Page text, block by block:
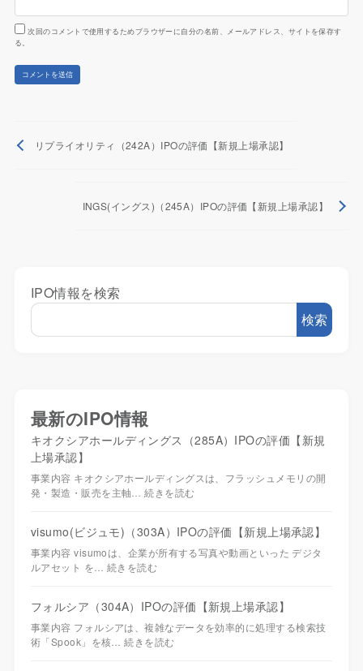
次回のコメントで使用するためブラウザーに自分の名前、メールアドレス、サイトを保存す
る。
リプライオリティ（242A）IPOの評価【新規上場承認】
INGS(イングス)（245A）IPOの評価【新規上場承認】
IPO情報を検索
検索
最新のIPO情報
キオクシアホールディングス（285A）IPOの評価【新規
上場承認】
事業内容 キオクシアホールディングスは、フラッシュメモリの開
発・製造・販売を主軸…続きを読む
visumo(ビジュモ)（303A）IPOの評価【新規上場承認】
事業内容 visumoは、企業が所有する写真や動画といった デジタ
ルアセット を… 続きを読む
フォルシア（304A）IPOの評価【新規上場承認】
事業内容 フォルシアは、複雑なデータを効率的に処理する検索技
術「Spook」を核…続きを読む